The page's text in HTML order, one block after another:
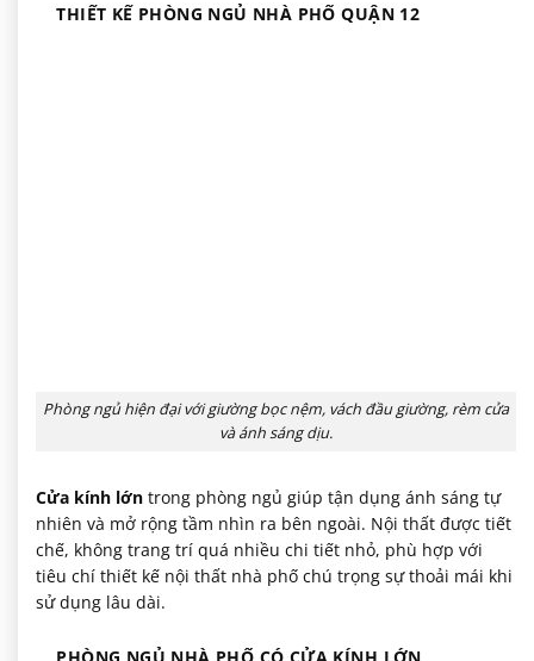
THIẾT KẾ PHÒNG NGỦ NHÀ PHỐ QUẬN 12
Phòng ngủ hiện đại với giường bọc nệm, vách đầu giường, rèm cửa
và ánh sáng dịu.
Cửa kính lớn trong phòng ngủ giúp tận dụng ánh sáng tự
nhiên và mở rộng tầm nhìn ra bên ngoài. Nội thất được tiết
chế, không trang trí quá nhiều chi tiết nhỏ, phù hợp với
tiêu chí thiết kế nội thất nhà phố chú trọng sự thoải mái khi
sử dụng lâu dài.